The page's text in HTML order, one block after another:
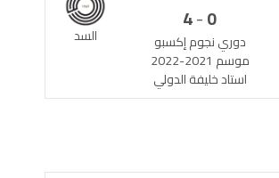
السد
0
-
4
دوري نجوم إكسبو
موسم 2021-2022
استاد خليفة الدولي